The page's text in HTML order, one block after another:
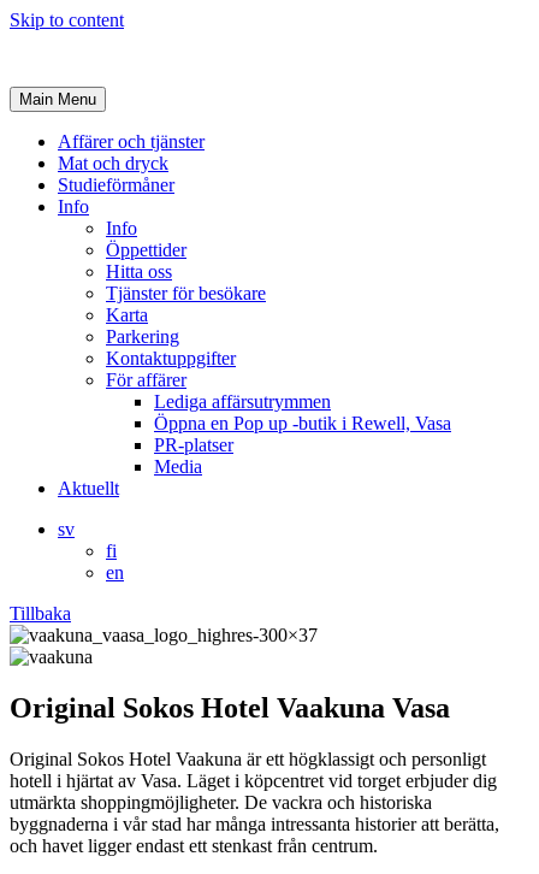
Skip to content
Main Menu
Affärer och tjänster
Mat och dryck
Studieförmåner
Info
Info
Öppettider
Hitta oss
Tjänster för besökare
Karta
Parkering
Kontaktuppgifter
För affärer
Lediga affärsutrymmen
Öppna en Pop up -butik i Rewell, Vasa
PR-platser
Media
Aktuellt
sv
fi
en
Tillbaka
Original Sokos Hotel Vaakuna Vasa
Original Sokos Hotel Vaakuna är ett högklassigt och personligt
hotell i hjärtat av Vasa. Läget i köpcentret vid torget erbjuder dig
utmärkta shoppingmöjligheter. De vackra och historiska
byggnaderna i vår stad har många intressanta historier att berätta,
och havet ligger endast ett stenkast från centrum.